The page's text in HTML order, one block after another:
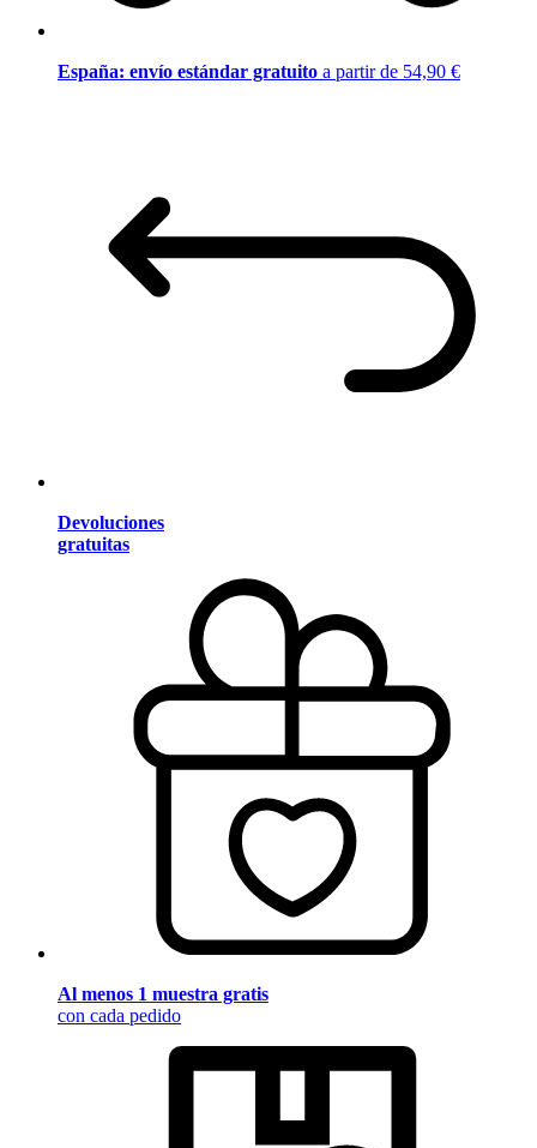
España: envío estándar gratuito a partir de 54,90 €
Devoluciones
gratuitas
Al menos 1 muestra gratis
con cada pedido